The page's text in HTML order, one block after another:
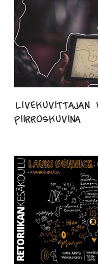
Livekuvittajan
piirroskuvina